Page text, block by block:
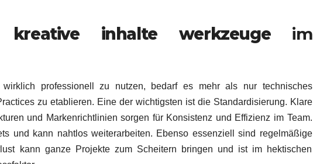
kreative inhalte werkzeugeim
wirklich professionell zu nutzen, bedarf es mehr als nur technisches
zu etablieren. Eine der wichtigsten ist die Standardisierung. Klare
und Markenrichtlinien sorgen für Konsistenz und Effizienz im Team.
und kann nahtlos weiterarbeiten. Ebenso essenziell sind regelmäßige
kann ganze Projekte zum Scheitern bringen und ist im hektischen